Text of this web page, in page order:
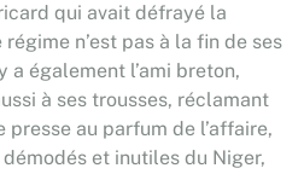
qui avait défrayé la
n’est pas à la fin de ses
a également l’ami breton,
à ses trousses, réclamant
au parfum de l’affaire,
et inutiles du Niger,